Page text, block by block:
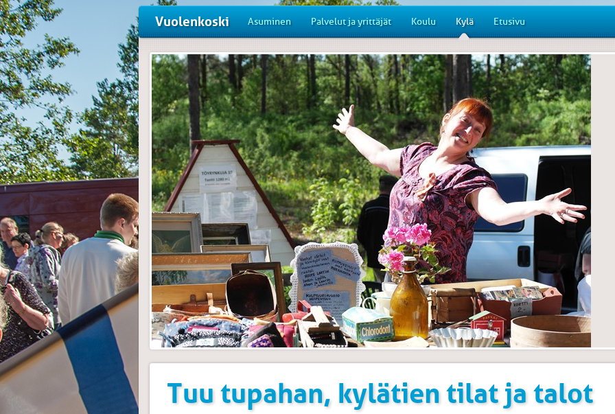
Vuolenkoski Asuminen Palvelut ja yrittäjät Koulu Kylä Etusivu
Tuu tupahan, kylätien tilat ja talot